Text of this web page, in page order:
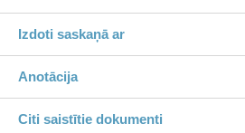
Izdoti saskaņā ar
Anotācija
Citi saistītie dokumenti